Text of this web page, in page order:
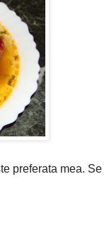
preferata mea. Se